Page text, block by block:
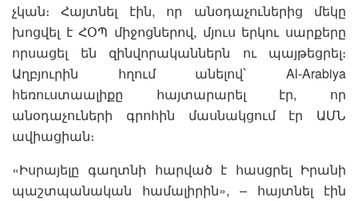
չկան։ Հայտնել էին, որ անօդաչուներից մեկը
խոցվել է ՀՕՊ միջոցներով, մյուս երկու սարքերը
որսացել են զինվորականներն ու պայթեցրել։
Աղբյուրին հղում անելով՝ Al-Arabiya
հեռուստաալիքը հայտարարել էր, որ
անօդաչուների գրոհին մասնակցում էր ԱՄՆ
ավիացիան։
«Իսրայելը գաղտնի հարված է հասցրել Իրանի
պաշտպանական համալիրին», – հայտնել էին